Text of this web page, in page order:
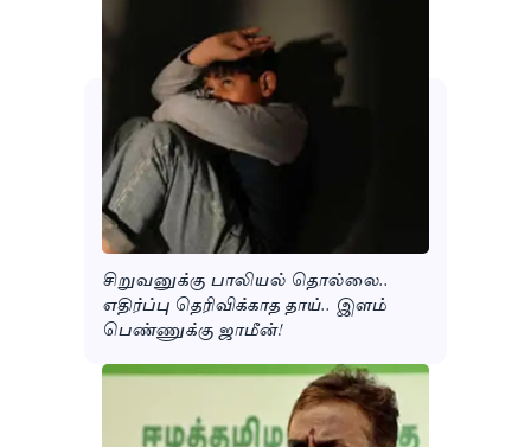
சிறுவனுக்கு பாலியல் தொல்லை..
எதிர்ப்பு தெரிவிக்காத தாய்.. இளம்
பெண்ணுக்கு ஜாமீன்!